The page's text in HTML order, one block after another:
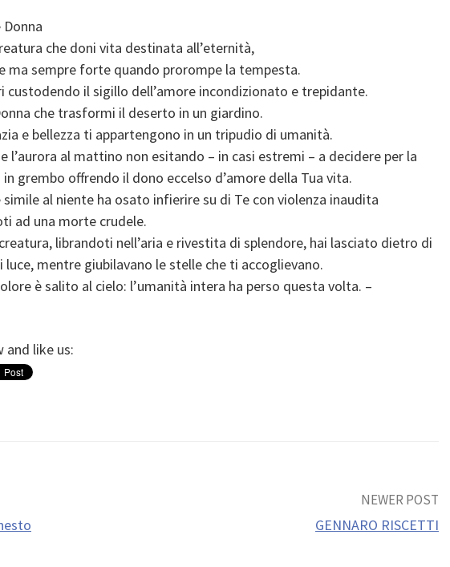
Donna
che doni vita destinata all’eternità,
ma sempre forte quando prorompe la tempesta.
custodendo il sigillo dell’amore incondizionato e trepidante.
che trasformi il deserto in un giardino.
e bellezza ti appartengono in un tripudio di umanità.
l’aurora al mattino non esitando – in casi estremi – a decidere per la
grembo offrendo il dono eccelso d’amore della Tua vita.
simile al niente ha osato infierire su di Te con violenza inaudita
ad una morte crudele.
librandoti nell’aria e rivestita di splendore, hai lasciato dietro di
luce, mentre giubilavano le stelle che ti accoglievano.
è salito al cielo: l’umanità intera ha perso questa volta. –
and like us:
NEWER POST
GENNARO RISCETTI